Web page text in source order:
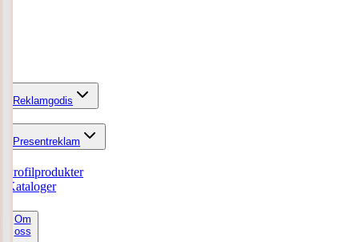
Reklamgodis
Presentreklam
Profilprodukter
Kataloger
Om
oss